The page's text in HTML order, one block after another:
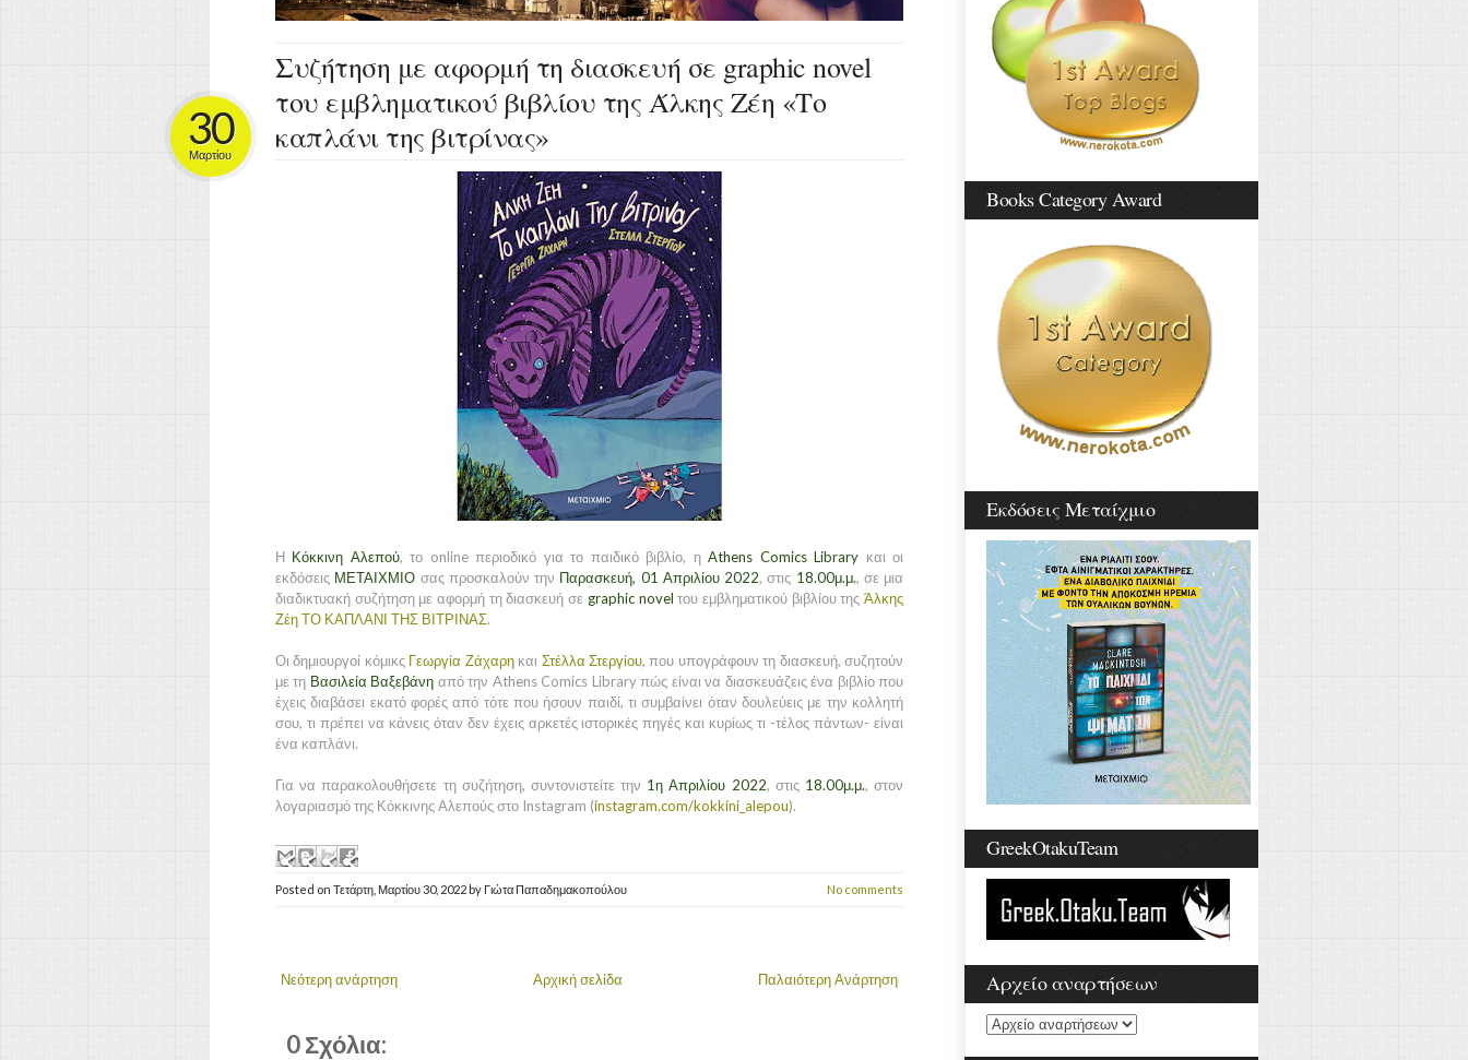
Συζήτηση με αφορμή τη διασκευή σε graphic novel
του εμβληματικού βιβλίου της Άλκης Ζέη «Το
καπλάνι της βιτρίνας»
30
Μαρτίου
Η Κόκκινη Αλεπού, το online περιοδικό για το παιδικό βιβλίο, ηAthens Comics Library και οι
εκδόσεις ΜΕΤΑΙΧΜΙΟ σας προσκαλούν την Παρασκευή, 01 Απριλίου 2022, στις 18.00μ.μ., σε μια
διαδικτυακή συζήτηση με αφορμή τη διασκευή σε graphic novel του εμβληματικού βιβλίου τηςΆλκης
ΖέηΤΟ ΚΑΠΛΑΝΙ ΤΗΣ ΒΙΤΡΙΝΑΣ.
Οι δημιουργοί κόμικς Γεωργία Ζάχαρηκαι Στέλλα Στεργίου, που υπογράφουν τη διασκευή, συζητούν
με τη Βασιλεία Βαξεβάνη από την Athens Comics Library πώς είναι να διασκευάζεις ένα βιβλίο που
έχεις διαβάσει εκατό φορές από τότε που ήσουν παιδί, τι συμβαίνει όταν δουλεύεις με την κολλητή
σου, τι πρέπει να κάνεις όταν δεν έχεις αρκετές ιστορικές πηγές και κυρίως τι -τέλος πάντων- είναι
ένα καπλάνι.
Για να παρακολουθήσετε τη συζήτηση, συντονιστείτε την 1η Απριλίου 2022, στις 18.00μ.μ., στον
λογαριασμό της Κόκκινης Αλεπούς στο Instagram (instagram.com/kokkini_alepou).
Posted on Τετάρτη, Μαρτίου 30, 2022 by Γιώτα Παπαδημακοπούλου No comments
Νεότερη ανάρτηση Παλαιότερη Ανάρτηση
Αρχική σελίδα
0 Σχόλια:
Books Category Award
Εκδόσεις Μεταίχμιο
GreekOtakuTeam
Αρχείο αναρτήσεων